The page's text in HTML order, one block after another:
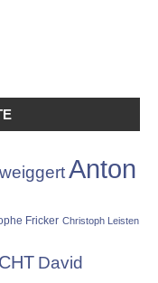
Anton
Fricker Christoph Leisten
David